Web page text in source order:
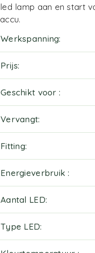
led lamp aan en start
accu.
Werkspanning
Prijs
Geschikt voor
Vervangt
Fitting
Energieverbruik
Aantal LED
Type LED